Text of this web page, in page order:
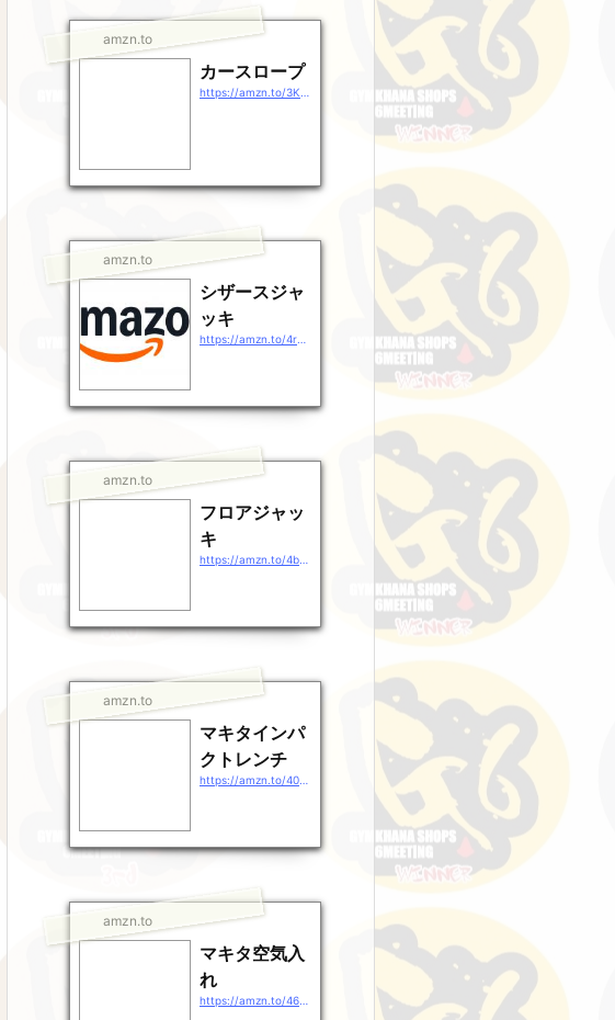
amzn.to
カースロープ
amzn.to
シザースジャ
ッキ
amzn.to
フロアジャッ
キ
amzn.to
マキタインパ
クトレンチ
amzn.to
マキタ空気入
れ